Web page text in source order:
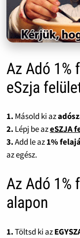
Az Adó 1%
eSzja
1. Másold ki az
2. Lépj be azeSZJA
3.Add le az1%
az egész.
Az Adó 1%
alapon
1.Töltsd ki az